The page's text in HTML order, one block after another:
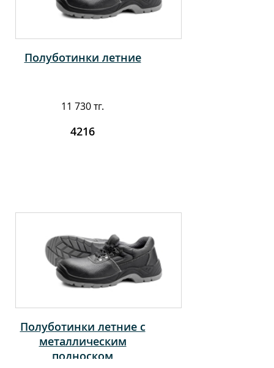
Полуботинки летние
11 730 тг.
4216
Полуботинки летние с
металлическим
подноском